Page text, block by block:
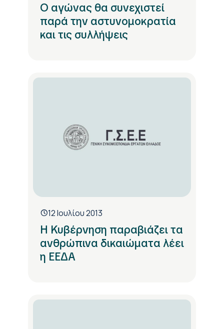
Ο αγώνας θα συνεχιστεί
παρά την αστυνομοκρατία
και τις συλλήψεις
12 Ιουλίου 2013
Η Κυβέρνηση παραβιάζει τα
ανθρώπινα δικαιώματα λέει
η ΕΕΔΑ